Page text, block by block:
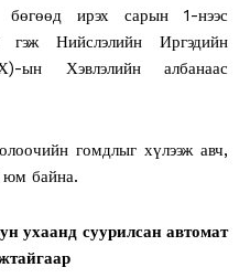
бөгөөд ирэх сарын 1-нээс
гэж Нийслэлийн Иргэдийн
ын Хэвлэлийн албанаас
гомдлыг хүлээж авч,
юм байна.
ухаанд суурилсан автомат